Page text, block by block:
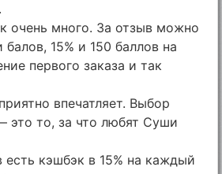
очень много. За отзыв можно
балов, 15% и 150 баллов на
первого заказа и так
впечатляет. Выбор
это то, за что любят Суши
кэшбэк в 15% на каждый